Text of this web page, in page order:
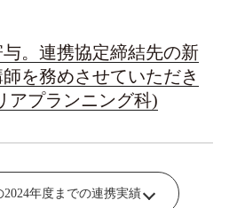
。連携協定締結先の新
を務めさせていただき
アプランニング科)
年度までの連携実績